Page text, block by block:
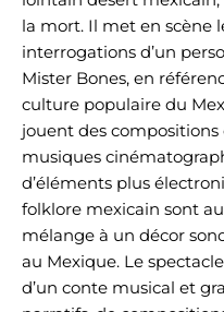
la mort. Il met en scène
interrogations d’un
Mister Bones, en
culture populaire du
jouent des
musiques
d’éléments plus
folklore mexicain sont
mélange à un décor
au Mexique. Le
d’un conte musical et